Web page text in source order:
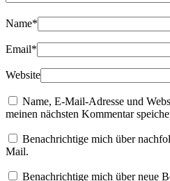
Name*
Email*
Website
Name, E-Mail-Adresse und
meinen nächsten Kommentar
Benachrichtige mich über
Mail.
Benachrichtige mich über neue